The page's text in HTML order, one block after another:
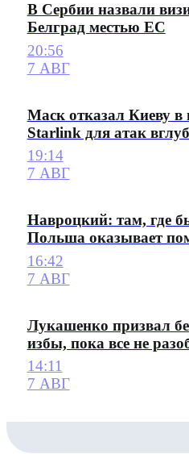
В Сербии назвали
Белград местью ЕС
20:56
7 АВГ
Маск отказал Киеву в
Starlink для атак
19:14
7 АВГ
Навроцкий: там, где
Польша оказывает
16:42
7 АВГ
Лукашенко призвал
избы, пока все не
14:11
7 АВГ